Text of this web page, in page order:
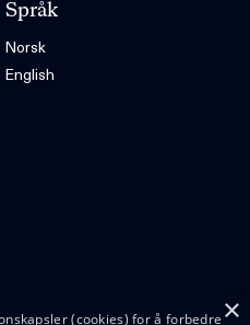
Språk
Norsk
English
×
(cookies) for å forbedre